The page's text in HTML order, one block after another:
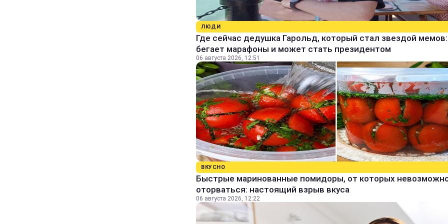
ЛЮДИ
Где сейчас дедушка Гарольд, который стал звездой мемов:
бегает марафоны и может стать президентом
06 августа 2026, 12:51
ВКУСНО
Быстрые маринованные помидоры, от которых
оторваться: настоящий взрыв вкуса
06 августа 2026, 12:22